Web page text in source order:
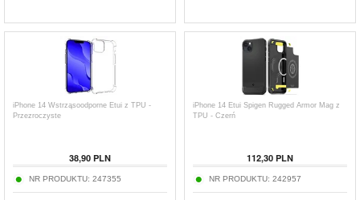
iPhone 14 Wstrząsoodporne Etui z TPU -
Przezroczyste
38,90 PLN
NR PRODUKTU: 247355
iPhone 14 Etui Spigen Rugged Armor Mag z
TPU - Czerń
112,30 PLN
NR PRODUKTU: 242957